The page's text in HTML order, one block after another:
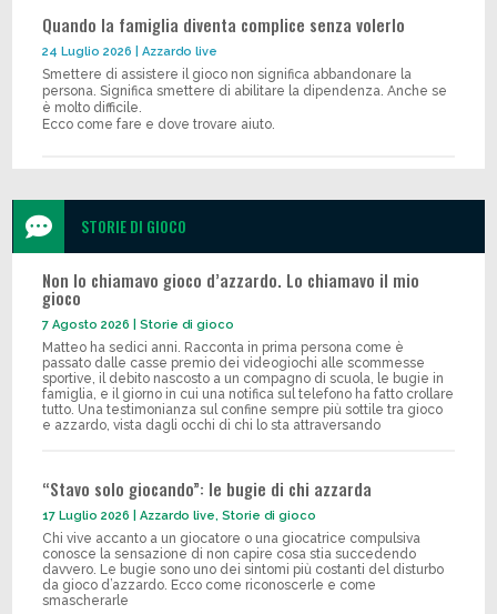
Quando la famiglia diventa complice senza volerlo
24 Luglio 2026 |Azzardo live
Smettere di assistere il gioco non significa abbandonare la
persona. Significa smettere di abilitare la dipendenza. Anche se
è molto difficile.
Ecco come fare e dove trovare aiuto.
 STORIE DI GIOCO
Non lo chiamavo gioco d’azzardo. Lo chiamavo il mio
gioco
7 Agosto 2026 |Storie di gioco
Matteo ha sedici anni. Racconta in prima persona come è
passato dalle casse premio dei videogiochi alle scommesse
sportive, il debito nascosto a un compagno di scuola, le bugie in
famiglia, e il giorno in cui una notifica sul telefono ha fatto crollare
tutto. Una testimonianza sul confine sempre più sottile tra gioco
e azzardo, vista dagli occhi di chi lo sta attraversando
“Stavo solo giocando”: le bugie di chi azzarda
17 Luglio 2026 |Azzardo live,Storie di gioco
Chi vive accanto a un giocatore o una giocatrice compulsiva
conosce la sensazione di non capire cosa stia succedendo
davvero. Le bugie sono uno dei sintomi più costanti del disturbo
da gioco d’azzardo. Ecco come riconoscerle e come
smascherarle